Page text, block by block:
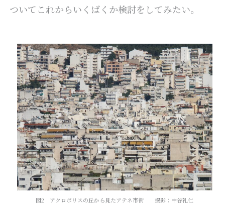
ついてこれからいくばくか検討をしてみたい。
図2 アクロポリスの丘から見たアテネ市街 撮影：中谷礼仁